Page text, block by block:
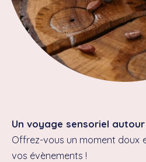
Un voyage sensoriel
Offrez-vous un moment doux
vos évènements !